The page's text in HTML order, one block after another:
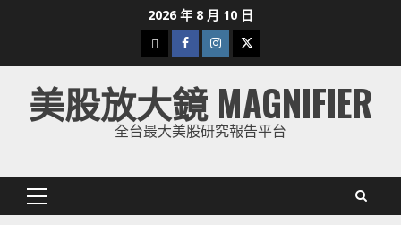
2026 年 8 月 10 日
下
載
美
股
Facebook
Instagram
Twitter
美股放大鏡 MAGNIFIER
全台最大美股研究報告平台
Primary